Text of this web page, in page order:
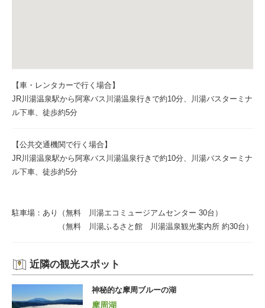
【車・レンタカーで行く場合】
JR川湯温泉駅から阿寒バス川湯温泉行きで約10分、川湯バスターミナ
ル下車、徒歩約5分
【公共交通機関で行く場合】
JR川湯温泉駅から阿寒バス川湯温泉行きで約10分、川湯バスターミナ
ル下車、徒歩約5分
駐車場：あり（無料 川湯エコミュージアムセンター 30台）
（無料 川湯ふるさと館 川湯温泉観光案内所 約30台）
近隣の観光スポット
神秘的な摩周ブルーの湖
摩周湖